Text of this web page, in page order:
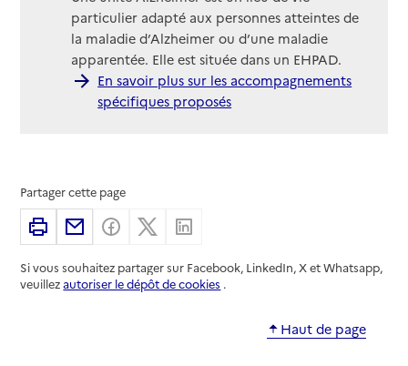
particulier adapté aux personnes atteintes de
la maladie d’Alzheimer ou d’une maladie
apparentée. Elle est située dans un EHPAD.
En savoir plus sur les accompagnements
spécifiques proposés
Partager cette page
ImprimerPartager par email
Partager sur Facebook
Partager sur X
Si vous souhaitez partager sur Facebook, LinkedIn, X et Whatsapp,
veuillezautoriser le dépôt de cookies .
Haut de page